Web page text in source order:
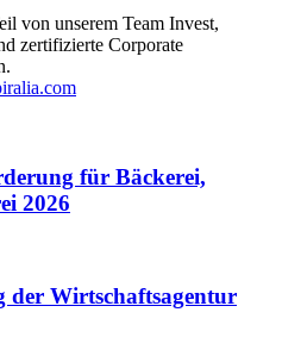
von unserem Team Invest,
zertifizierte Corporate
für Bäckerei,
2026
der Wirtschaftsagentur